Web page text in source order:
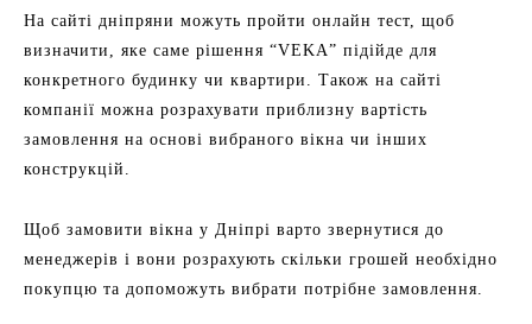
На сайті дніпряни можуть пройти онлайн тест, щоб
визначити, яке саме рішення “VEKA” підійде для
конкретного будинку чи квартири. Також на сайті
компанії можна розрахувати приблизну вартість
замовлення на основі вибраного вікна чи інших
конструкцій.
Щоб замовити вікна у Дніпрі варто звернутися до
менеджерів і вони розрахують скільки грошей необхідно
покупцю та допоможуть вибрати потрібне замовлення.